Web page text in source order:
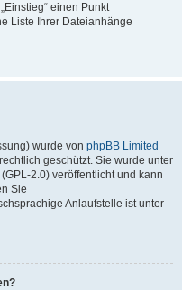
einen Punkt
Liste Ihrer Dateianhänge
wurde von phpBB Limited
geschützt. Sie wurde unter
2.0) veröffentlicht und kann
Sie
Anlaufstelle ist unter